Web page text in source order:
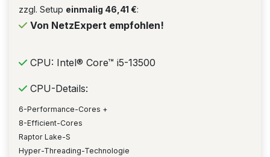
zzgl. Setup einmalig 46,41 €:
Von NetzExpert empfohlen!
CPU: Intel® Core™ i5-13500
CPU-Details:
6-Performance-Cores +
8-Efficient-Cores
Raptor Lake-S
Hyper-Threading-Technologie